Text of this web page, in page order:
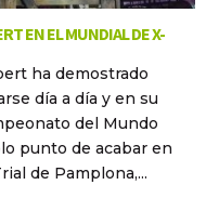
EN EL MUNDIAL DE X-
ha demostrado
día a día y en su
del Mundo
punto de acabar en
de Pamplona,...